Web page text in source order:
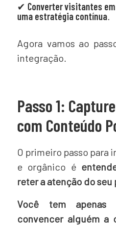
✔ Converter visitantes
uma estratégia contínua.
Agora vamos ao
integração.
Passo 1:
com Conteúdo
O primeiro passo para
e orgânico é
reter a atenção do seu
Você tem apenas
convencer alguém a